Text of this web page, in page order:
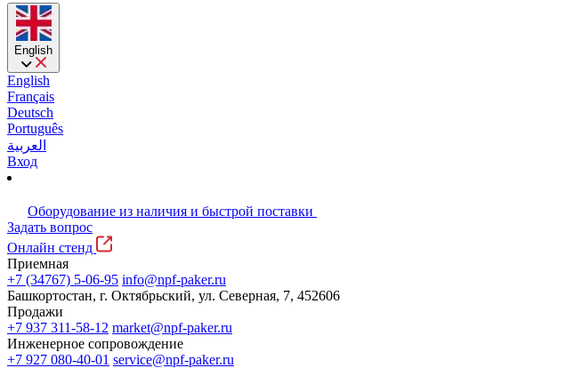
English
English
Français
Deutsch
Português
العربية
Вход
Оборудование из наличия и быстрой поставки
Задать вопрос
Онлайн стенд
Приемная
+7 (34767) 5-06-95 info@npf-paker.ru
Башкортостан, г. Октябрьский, ул. Северная, 7, 452606
Продажи
+7 937 311-58-12 market@npf-paker.ru
Инженерное сопровождение
+7 927 080-40-01 service@npf-paker.ru